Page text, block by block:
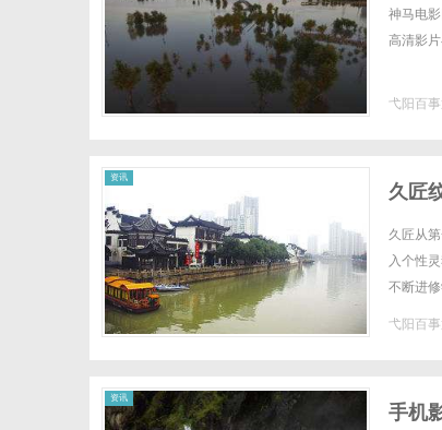
神马电
高清影
弋阳百事
资讯
久匠
址I久
久匠从
入个性
不断进
弋阳百事
资讯
手机